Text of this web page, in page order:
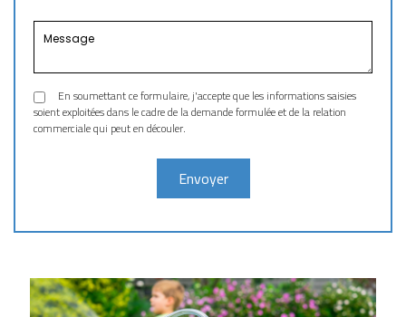
En soumettant ce formulaire, j'accepte que les informations saisies
soient exploitées dans le cadre de la demande formulée et de la relation
commerciale qui peut en découler.